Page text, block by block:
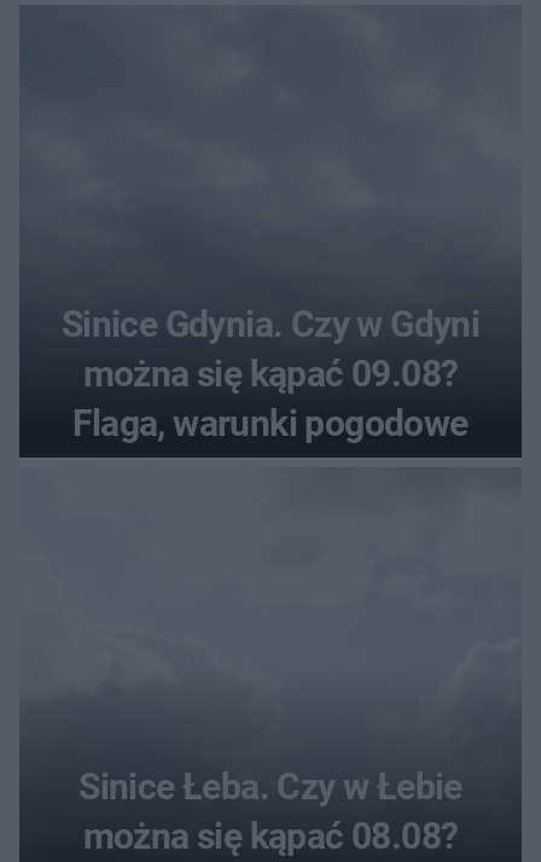
Sinice Gdynia. Czy w Gdyni
można się kąpać 09.08?
Flaga, warunki pogodowe
Sinice Łeba. Czy w Łebie
można się kąpać 08.08?